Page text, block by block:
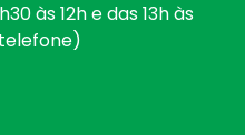
às 12h e das 13h às